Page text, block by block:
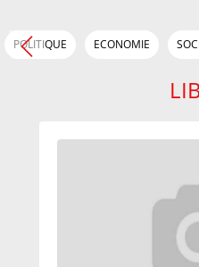
POLITIQUE ECONOMIE